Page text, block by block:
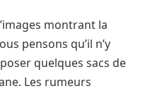
montrant la
pensons qu’il n’y
quelques sacs de
Les rumeurs